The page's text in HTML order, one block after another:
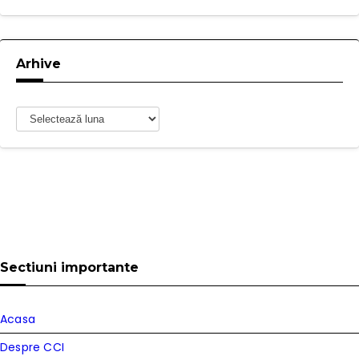
Arhive
Arhive
Sectiuni importante
Acasa
Despre CCI